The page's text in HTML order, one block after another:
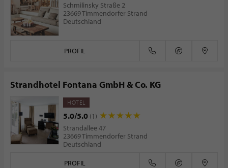
Schmilinsky Straße 2
23669 Timmendorfer Strand
Deutschland
PROFIL
Strandhotel Fontana GmbH & Co. KG
HOTEL
5.0/5.0 (1)
Strandallee 47
23669 Timmendorfer Strand
Deutschland
PROFIL